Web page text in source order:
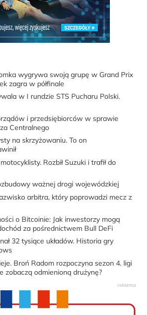
wygrywa swoją grupę w Grand Prix
zagra w półfinale
w I rundzie STS Pucharu Polski.
i przedsiębiorców w sprawie
Centralnego
na skrzyżowaniu. To on
Rozbił Suzuki i trafił do
ważnej drogi wojewódzkiej
arbitra, który poprowadzi mecz z
o Bitcoinie: Jak inwestorzy mogą
za pośrednictwem Bull DeFi
32 tysiące układów. Historia gry
Broń Radom rozpoczyna sezon 4. ligi
zobaczą odmienioną drużynę?